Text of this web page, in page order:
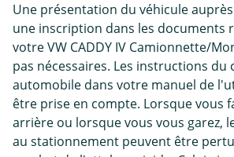
Une présentation du véhicule
une inscription dans les documents
votre VW CADDY IV Camionnette/
pas nécessaires. Les instructions
automobile dans votre manuel de
être prise en compte. Lorsque vous
arrière ou lorsque vous vous garez,
au stationnement peuvent être